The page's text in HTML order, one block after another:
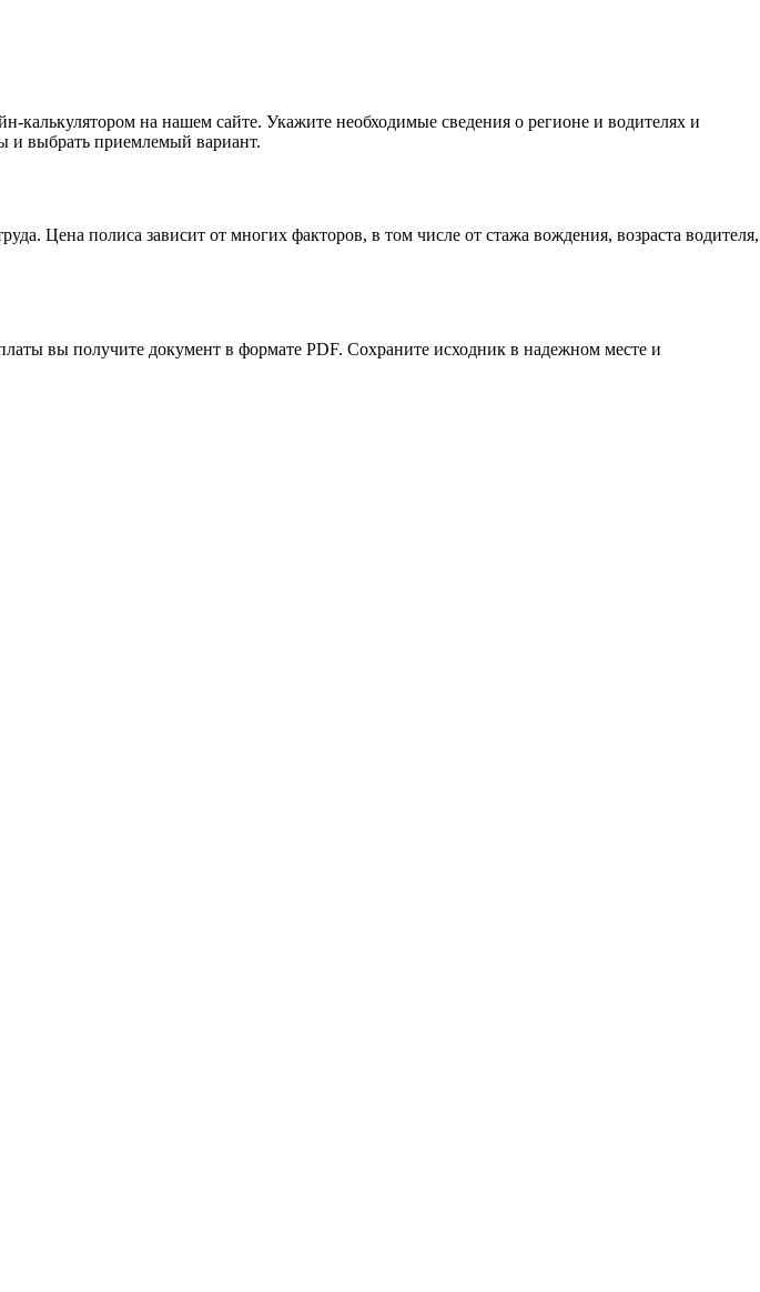
на нашем сайте. Укажите необходимые сведения о регионе и водителях и
и выбрать приемлемый вариант.
Цена полиса зависит от многих факторов, в том числе от стажа вождения, возраста водителя,
вы получите документ в формате PDF. Сохраните исходник в надежном месте и